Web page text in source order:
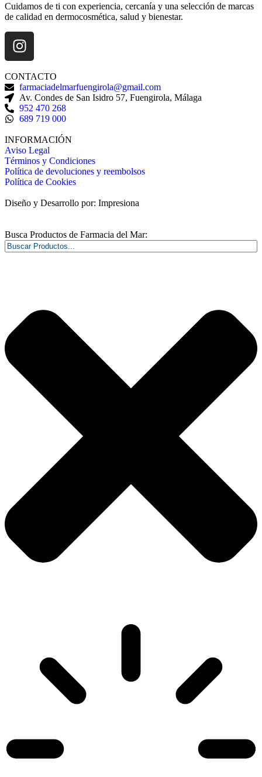
Cuidamos de ti con experiencia, cercanía y una selección de marcas
de calidad en dermocosmética, salud y bienestar.
CONTACTO
farmaciadelmarfuengirola@gmail.com
Av. Condes de San Isidro 57, Fuengirola, Málaga
952 470 268
689 719 000
INFORMACIÓN
Aviso Legal
Términos y Condiciones
Política de devoluciones y reembolsos
Política de Cookies
Diseño y Desarrollo por: Impresiona​
Busca Productos de Farmacia del Mar: